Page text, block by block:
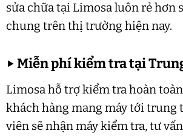
sửa chữa tại Limosa luôn rẻ hơn
chung trên thị trường hiện nay.
▶Miễn phí kiểm tra tại
Limosa hỗ trợ kiểm tra hoàn
khách hàng mang máy tới trung
viên sẽ nhận máy kiểm tra, tư